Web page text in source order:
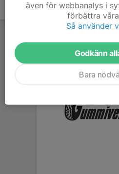
även för webbanalys i
förbättra
Så använder
Godkänn
Bara